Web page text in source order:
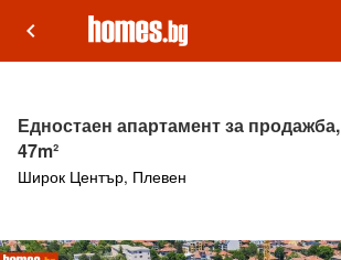
keyboard_arrow_left
Едностаен апартамент за продажба,
47m²
Широк Център, Плевен